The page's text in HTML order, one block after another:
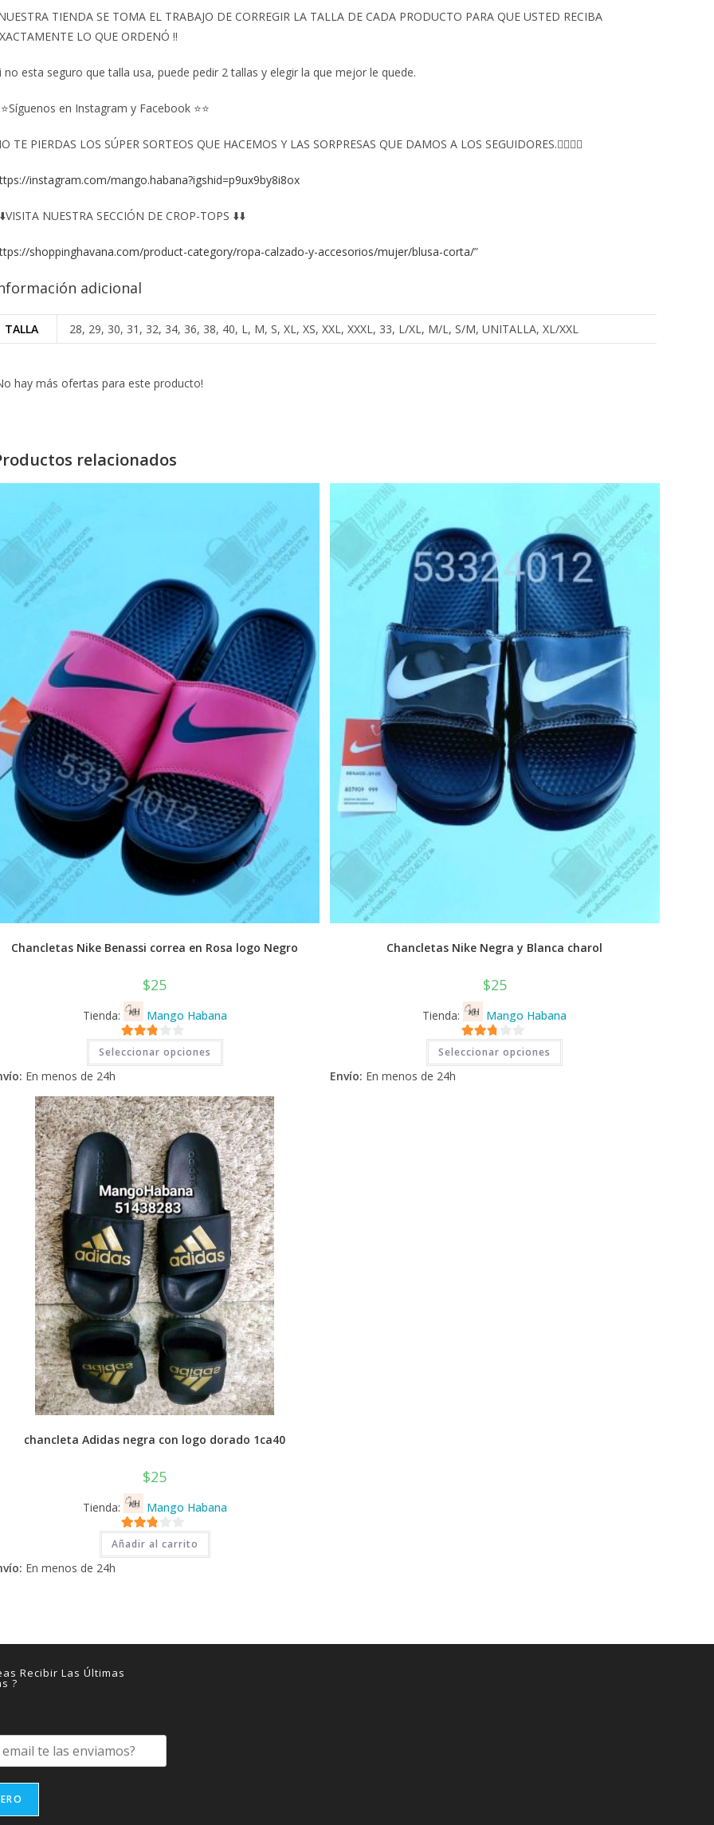
TIENDA SE TOMA EL TRABAJO DE CORREGIR LA TALLA DE CADA PRODUCTO PARA QUE USTED RECIBA
LO QUE ORDENÓ ‼️
no esta seguro que talla usa, puede pedir 2 tallas y elegir la que mejor le quede.
en Instagram y Facebook ⭐⭐
TE PIERDAS LOS SÚPER SORTEOS QUE HACEMOS Y LAS SORPRESAS QUE DAMOS A LOS SEGUIDORES.👇🏻👇🏻
instagram.com/mango.habana?igshid=p9ux9by8i8ox
NUESTRA SECCIÓN DE CROP-TOPS ⬇️⬇️
shoppinghavana.com/product-category/ropa-calzado-y-accesorios/mujer/blusa-corta/”
adicional
TALLA 28, 29, 30, 31, 32, 34, 36, 38, 40, L, M, S, XL, XS, XXL, XXXL, 33, L/XL, M/L, S/M, UNITALLA, XL/XXL
hay más ofertas para este producto!
relacionados
Chancletas Nike Benassi correa en Rosa logo Negro
$25
Tienda: Mango Habana
2.71
de 5
Seleccionar opciones
Este
tiene
Las
opciones
se
pueden
elegir
en
la
página
de
producto
En menos de 24h
Chancletas Nike Negra y Blanca charol
$25
Tienda: Mango Habana
2.71
de 5
Seleccionar opciones
Este
tiene
Envío: En menos de 24h
chancleta Adidas negra con logo dorado 1ca40
$25
Tienda: Mango Habana
2.71
de 5
Añadir al carrito
En menos de 24h
Recibir Las Últimas
?